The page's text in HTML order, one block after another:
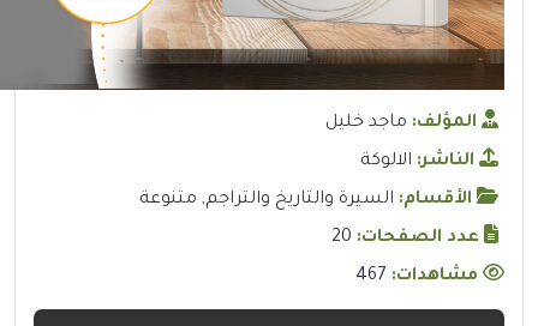
المؤلف: ماجد خليل
الناشر: الالوكة
الأقسام: السيرة والتاريخ والتراجم, متنوعة
عدد الصفحات: 20
مشاهدات: